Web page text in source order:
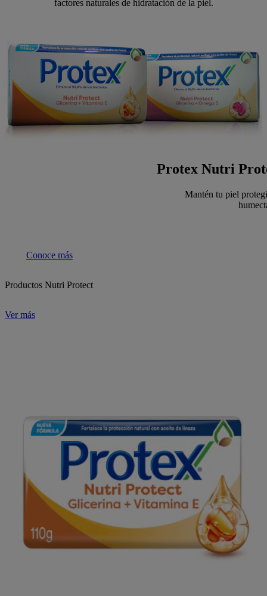
factores naturales de hidratación de la piel.
Protex Nutri
Mantén tu piel
Conoce más
Productos Nutri Protect
Ver más